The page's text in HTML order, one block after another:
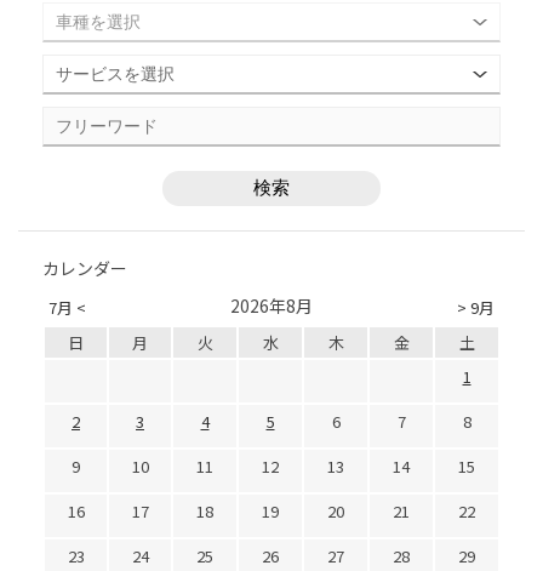
カレンダー
7月 < > 9月
2026年8月
日 月 火 水 木 金
土
1
2
3 4 5 6 7
8
9
10 11 12 13 14
15
16
17 18 19 20 21
22
23
24 25 26 27 28
29